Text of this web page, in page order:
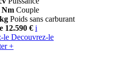
Nm Couple
Poids sans carburant
12.590 € i
le Decouvrez-le
+